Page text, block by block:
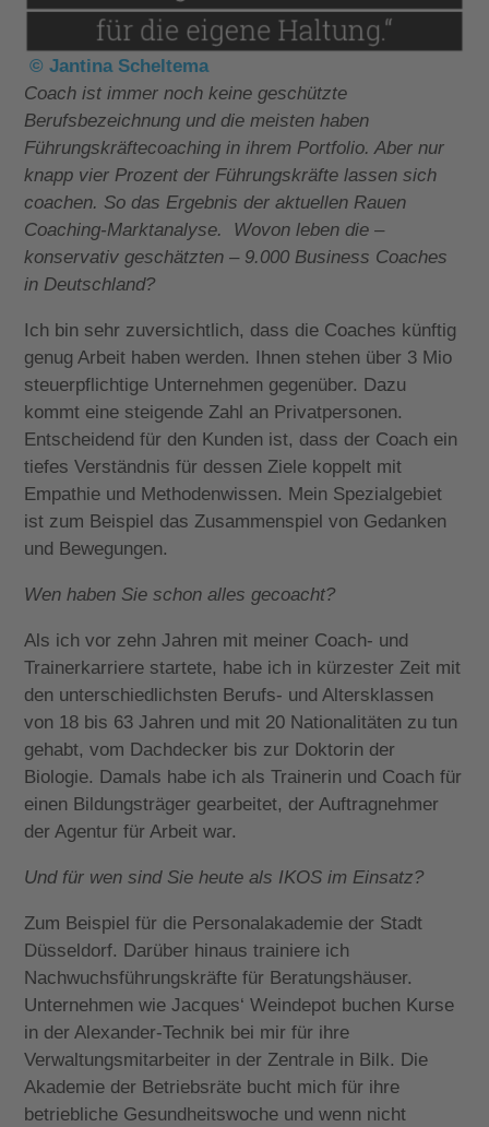
© Jantina Scheltema
Coach ist immer noch keine geschützte
Berufsbezeichnung und die meisten haben
Führungskräftecoaching in ihrem Portfolio. Aber nur
knapp vier Prozent der Führungskräfte lassen sich
coachen. So das Ergebnis der aktuellen Rauen
Coaching-Marktanalyse. Wovon leben die –
konservativ geschätzten – 9.000 Business Coaches
in Deutschland?
Ich bin sehr zuversichtlich, dass die Coaches künftig
genug Arbeit haben werden. Ihnen stehen über 3 Mio
steuerpflichtige Unternehmen gegenüber. Dazu
kommt eine steigende Zahl an Privatpersonen.
Entscheidend für den Kunden ist, dass der Coach ein
tiefes Verständnis für dessen Ziele koppelt mit
Empathie und Methodenwissen. Mein Spezialgebiet
ist zum Beispiel das Zusammenspiel von Gedanken
und Bewegungen.
Wen haben Sie schon alles gecoacht?
Als ich vor zehn Jahren mit meiner Coach- und
Trainerkarriere startete, habe ich in kürzester Zeit mit
den unterschiedlichsten Berufs- und Altersklassen
von 18 bis 63 Jahren und mit 20 Nationalitäten zu tun
gehabt, vom Dachdecker bis zur Doktorin der
Biologie. Damals habe ich als Trainerin und Coach für
einen Bildungsträger gearbeitet, der Auftragnehmer
der Agentur für Arbeit war.
Und für wen sind Sie heute als IKOS im Einsatz?
Zum Beispiel für die Personalakademie der Stadt
Düsseldorf. Darüber hinaus trainiere ich
Nachwuchsführungskräfte für Beratungshäuser.
Unternehmen wie Jacques‘ Weindepot buchen Kurse
in der Alexander-Technik bei mir für ihre
Verwaltungsmitarbeiter in der Zentrale in Bilk. Die
Akademie der Betriebsräte bucht mich für ihre
betriebliche Gesundheitswoche und wenn nicht